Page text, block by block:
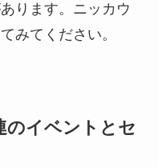
ります。ニッカウ
みてください。
のイベントとセ